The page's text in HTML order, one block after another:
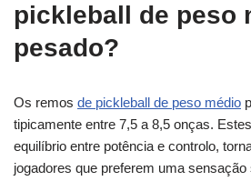
pickleball de peso
pesado?
Os remos de pickleball de peso médio
tipicamente entre 7,5 a 8,5 onças.
equilíbrio entre potência e controlo,
jogadores que preferem uma sensação